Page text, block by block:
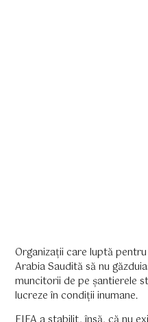
Organizații care luptă
Arabia Saudită să nu
muncitorii de pe șantierele
lucreze în condiții inumane.